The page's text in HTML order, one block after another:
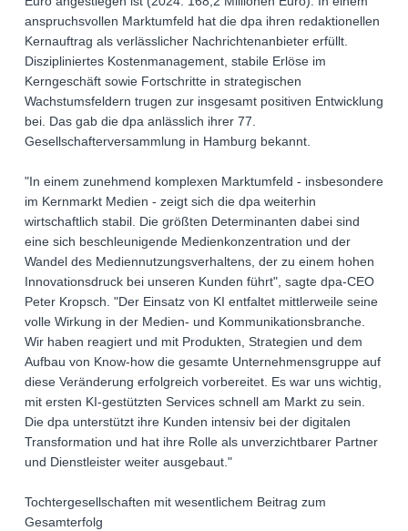
anspruchsvollen Marktumfeld hat die dpa ihren redaktionellen
Kernauftrag als verlässlicher Nachrichtenanbieter erfüllt.
Diszipliniertes Kostenmanagement, stabile Erlöse im
Kerngeschäft sowie Fortschritte in strategischen
Wachstumsfeldern trugen zur insgesamt positiven Entwicklung
bei. Das gab die dpa anlässlich ihrer 77.
Gesellschafterversammlung in Hamburg bekannt.
"In einem zunehmend komplexen Marktumfeld - insbesondere
im Kernmarkt Medien - zeigt sich die dpa weiterhin
wirtschaftlich stabil. Die größten Determinanten dabei sind
eine sich beschleunigende Medienkonzentration und der
Wandel des Mediennutzungsverhaltens, der zu einem hohen
Innovationsdruck bei unseren Kunden führt", sagte dpa-CEO
Peter Kropsch. "Der Einsatz von KI entfaltet mittlerweile seine
volle Wirkung in der Medien- und Kommunikationsbranche.
Wir haben reagiert und mit Produkten, Strategien und dem
Aufbau von Know-how die gesamte Unternehmensgruppe auf
diese Veränderung erfolgreich vorbereitet. Es war uns wichtig,
mit ersten KI-gestützten Services schnell am Markt zu sein.
Die dpa unterstützt ihre Kunden intensiv bei der digitalen
Transformation und hat ihre Rolle als unverzichtbarer Partner
und Dienstleister weiter ausgebaut."
Tochtergesellschaften mit wesentlichem Beitrag zum
Gesamterfolg